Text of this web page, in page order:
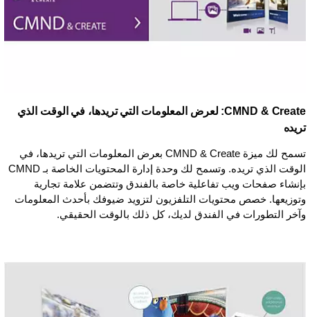
CMND & Create: لعرض المعلومات التي تريدها، في الوقت الذي
تريده
تسمح لك ميزة CMND & Create بعرض المعلومات التي تريدها، في
الوقت الذي تريده. وتسمح لك وحدة إدارة المحتويات الخاصة بـ CMND
بإنشاء صفحات ويب تفاعلية خاصة بالفندق وتتضمن علامة تجارية
وتوزيعها. خصص محتويات التلفزيون لتزويد ضيوفك بأحدث المعلومات
وآخر التطورات في الفندق لديك، كل ذلك بالوقت الحقيقي.